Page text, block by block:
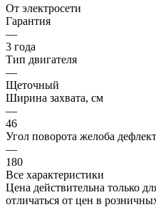
От электросети
Гарантия
—
3 года
Тип двигателя
—
Щеточный
Ширина захвата, см
—
46
Угол поворота желоба
—
180
Все характеристики
Цена действительна только
отличаться от цен в